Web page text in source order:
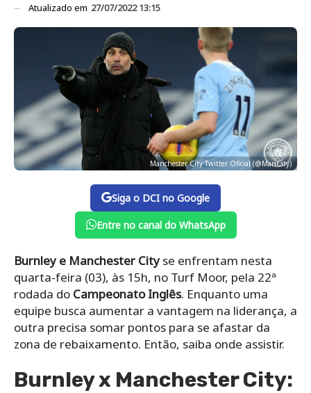
Atualizado em 27/07/2022 13:15
Manchester City Twitter Oficial (@ManCity)
Siga o DCI no Google
Entre no canal do WhatsApp
Burnley e Manchester Cityse enfrentam nesta
quarta-feira (03), às 15h, no Turf Moor, pela 22ª
rodada do Campeonato Inglês. Enquanto uma
equipe busca aumentar a vantagem na liderança, a
outra precisa somar pontos para se afastar da
zona de rebaixamento. Então, saiba onde assistir.
Burnley x Manchester City: